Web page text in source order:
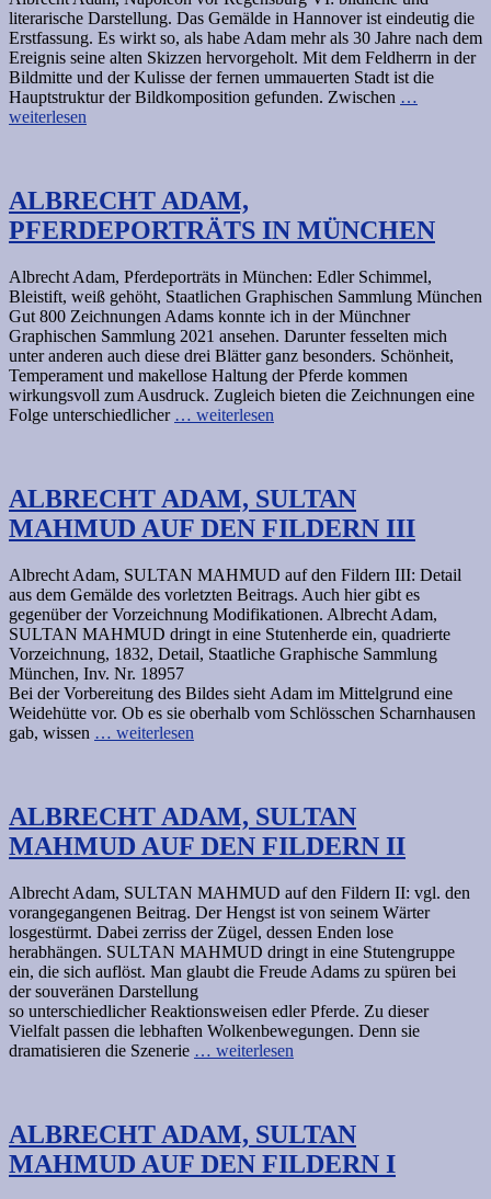
literarische Darstellung. Das Gemälde in Hannover ist eindeutig die
Erstfassung. Es wirkt so, als habe Adam mehr als 30 Jahre nach dem
Ereignis seine alten Skizzen hervorgeholt. Mit dem Feldherrn in der
Bildmitte und der Kulisse der fernen ummauerten Stadt ist die
Hauptstruktur der Bildkomposition gefunden. Zwischen …
weiterlesen
ALBRECHT ADAM,
PFERDEPORTRÄTS IN MÜNCHEN
Albrecht Adam, Pferdeporträts in München: Edler Schimmel,
Bleistift, weiß gehöht, Staatlichen Graphischen Sammlung München
Gut 800 Zeichnungen Adams konnte ich in der Münchner
Graphischen Sammlung 2021 ansehen. Darunter fesselten mich
unter anderen auch diese drei Blätter ganz besonders. Schönheit,
Temperament und makellose Haltung der Pferde kommen
wirkungsvoll zum Ausdruck. Zugleich bieten die Zeichnungen eine
Folge unterschiedlicher … weiterlesen
ALBRECHT ADAM, SULTAN
MAHMUD AUF DEN FILDERN III
Albrecht Adam, SULTAN MAHMUD auf den Fildern III: Detail
aus dem Gemälde des vorletzten Beitrags. Auch hier gibt es
gegenüber der Vorzeichnung Modifikationen. Albrecht Adam,
SULTAN MAHMUD dringt in eine Stutenherde ein, quadrierte
Vorzeichnung, 1832, Detail, Staatliche Graphische Sammlung
München, Inv. Nr. 18957
Bei der Vorbereitung des Bildes sieht Adam im Mittelgrund eine
Weidehütte vor. Ob es sie oberhalb vom Schlösschen Scharnhausen
gab, wissen … weiterlesen
ALBRECHT ADAM, SULTAN
MAHMUD AUF DEN FILDERN II
Albrecht Adam, SULTAN MAHMUD auf den Fildern II: vgl. den
vorangegangenen Beitrag. Der Hengst ist von seinem Wärter
losgestürmt. Dabei zerriss der Zügel, dessen Enden lose
herabhängen. SULTAN MAHMUD dringt in eine Stutengruppe
ein, die sich auflöst. Man glaubt die Freude Adams zu spüren bei
der souveränen Darstellung
so unterschiedlicher Reaktionsweisen edler Pferde. Zu dieser
Vielfalt passen die lebhaften Wolkenbewegungen. Denn sie
dramatisieren die Szenerie … weiterlesen
ALBRECHT ADAM, SULTAN
MAHMUD AUF DEN FILDERN I